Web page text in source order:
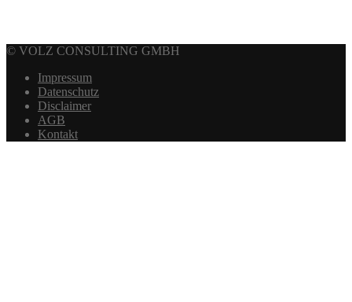
© VOLZ CONSULTING GMBH
Impressum
Datenschutz
Disclaimer
AGB
Kontakt